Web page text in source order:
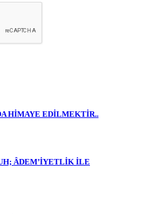
HİMAYE EDİLMEKTİR..
ÂDEM’İYETLİK İLE